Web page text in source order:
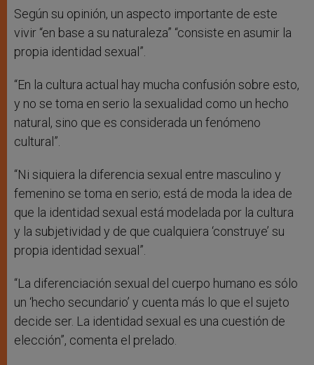
Según su opinión, un aspecto importante de este
vivir “en base a su naturaleza” “consiste en asumir la
propia identidad sexual”.
“En la cultura actual hay mucha confusión sobre esto,
y no se toma en serio la sexualidad como un hecho
natural, sino que es considerada un fenómeno
cultural”.
“Ni siquiera la diferencia sexual entre masculino y
femenino se toma en serio; está de moda la idea de
que la identidad sexual está modelada por la cultura
y la subjetividad y de que cualquiera ‘construye’ su
propia identidad sexual”.
“La diferenciación sexual del cuerpo humano es sólo
un ‘hecho secundario’ y cuenta más lo que el sujeto
decide ser. La identidad sexual es una cuestión de
elección”, comenta el prelado.